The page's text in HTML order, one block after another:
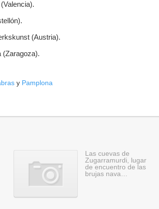
(Austria).
(Zaragoza).
y Pamplona
Las cuevas de
Zugarramurdi, lugar
de encuentro de las
brujas nava…